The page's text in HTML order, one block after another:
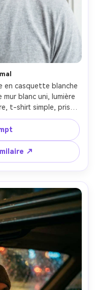
en casquette blanche
blanc uni, lumière
t-shirt simple, prise
centrée, texture peau
haute résolution --ar
↗